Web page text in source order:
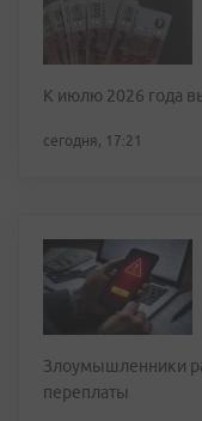
К июлю 2026 года
сегодня, 17:21
Злоумышленники
переплаты